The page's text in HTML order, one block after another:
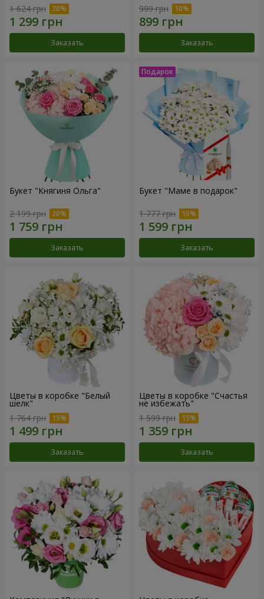
1 624 грн
Заказать
999 грн
Заказать
Букет "Княгиня Ольга"
2 199 грн
Заказать
Букет "Маме в подарок"
1 777 грн
Заказать
Цветы в коробке "Белый
шелк"
1 764 грн
Заказать
Цветы в коробке "Счастья
не избежать"
1 599 грн
Заказать